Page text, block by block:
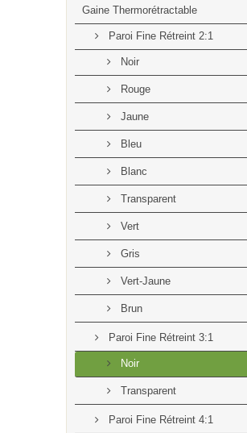
Gaine Thermorétractable
Paroi Fine Rétreint 2:1
Noir
Rouge
Jaune
Bleu
Blanc
Transparent
Vert
Gris
Vert-Jaune
Brun
Paroi Fine Rétreint 3:1
Noir
Transparent
Paroi Fine Rétreint 4:1